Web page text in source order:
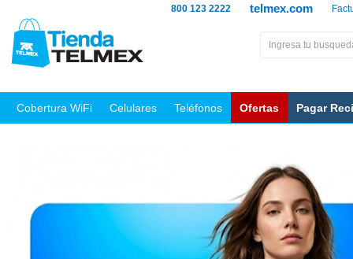
telmex.com
800 123 2222
Cobertura WiFi Celulares Teléfonos Ofertas Pagar